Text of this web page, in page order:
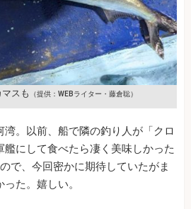
スも （提供：WEBライター・藤倉聡）
。以前、船で隣の釣り人が「クロ
艦にして食べたら凄く美味しかった
で、今回密かに期待していたがま
た。嬉しい。